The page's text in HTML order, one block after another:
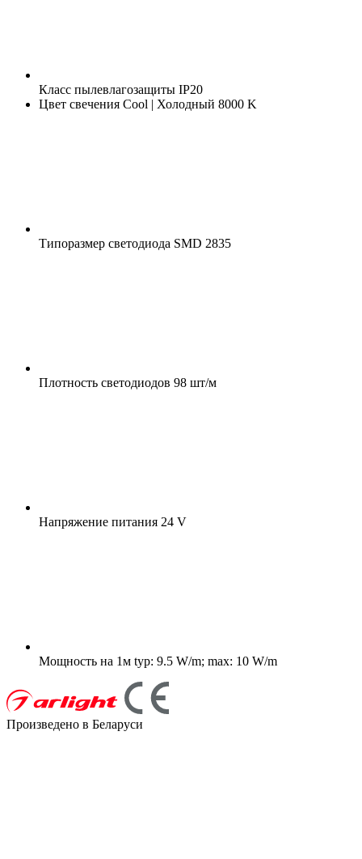
Класс пылевлагозащиты IP20
Цвет свечения Cool | Холодный 8000 K
Типоразмер светодиода SMD 2835
Плотность светодиодов 98 шт/м
Напряжение питания 24 V
Мощность на 1м typ: 9.5 W/m; max: 10 W/m
Произведено в Беларуси